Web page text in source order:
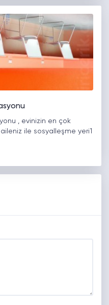
, evinizin en çok
aileniz ile sosyalleşme yeri1